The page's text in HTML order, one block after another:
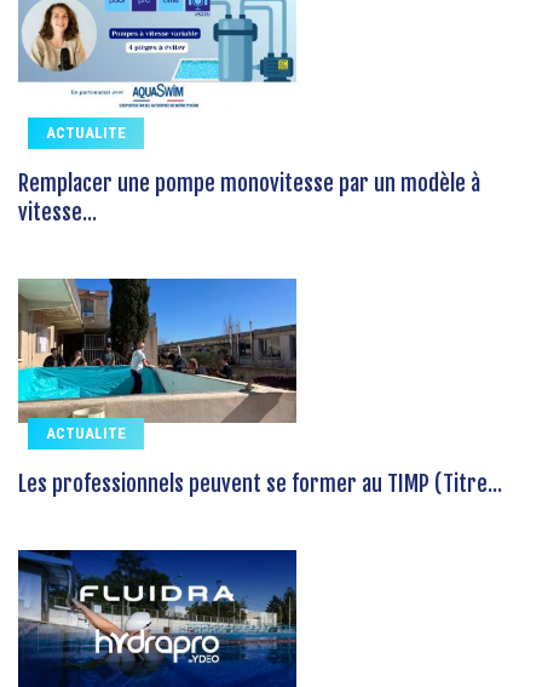
ACTUALITE
Remplacer une pompe monovitesse par un modèle à
vitesse...
ACTUALITE
Les professionnels peuvent se former au TIMP (Titre...